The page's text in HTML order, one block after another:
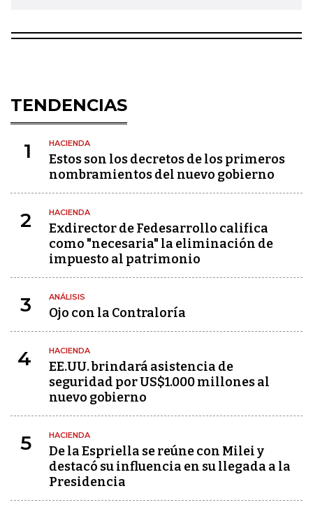
TENDENCIAS
1 HACIENDA
Estos son los decretos de los primeros
nombramientos del nuevo gobierno
2 HACIENDA
Exdirector de Fedesarrollo califica
como "necesaria" la eliminación de
impuesto al patrimonio
3 ANÁLISIS
Ojo con la Contraloría
4 HACIENDA
EE.UU. brindará asistencia de
seguridad por US$1.000 millones al
nuevo gobierno
5 HACIENDA
De la Espriella se reúne con Milei y
destacó su influencia en su llegada a la
Presidencia